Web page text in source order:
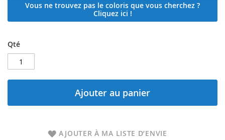
Vous ne trouvez pas le coloris que vous cherchez ?
Cliquez ici !
Qté
Ajouter au panier
AJOUTER À MA LISTE D’ENVIE